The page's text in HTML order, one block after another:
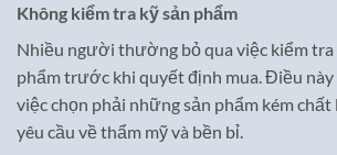
Không kiểm tra kỹ sản phẩm
Nhiều người thường bỏ qua việc kiểm
phẩm trước khi quyết định mua. Điều này
việc chọn phải những sản phẩm kém
yêu cầu về thẩm mỹ và bền bỉ.